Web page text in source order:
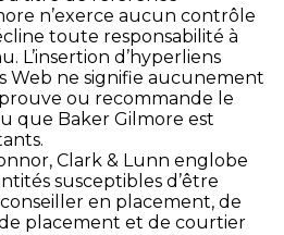
n’exerce aucun contrôle
toute responsabilité à
L’insertion d’hyperliens
Web ne signifie aucunement
ou recommande le
que Baker Gilmore est
Clark & Lunn englobe
susceptibles d’être
en placement, de
placement et de courtier